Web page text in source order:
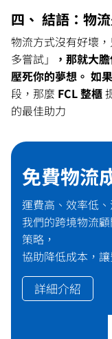
四、 結語：物
物流方式沒有好壞
多嘗試」
，那就大
壓死你的夢想。 如
段，那麼 FCL 整櫃
的最佳助力
免費物流
運費高、效率低
我們的跨境物流
策略，
協助降低成本，
詳細介紹